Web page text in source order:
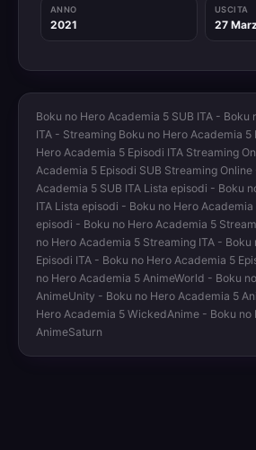
ANNO
2021
USCITA
27
Boku no Hero Academia 5 SUB ITA - Boku
ITA - Streaming Boku no Hero Academia 5
Hero Academia 5 Episodi ITA Streaming
Academia 5 Episodi SUB Streaming
Academia 5 SUB ITA Lista episodi - Boku
ITA Lista episodi - Boku no Hero
episodi - Boku no Hero Academia 5
no Hero Academia 5 Streaming ITA -
Episodi ITA - Boku no Hero Academia 5
no Hero Academia 5 AnimeWorld - Boku
AnimeUnity - Boku no Hero Academia 5
Hero Academia 5 WickedAnime - Boku no
AnimeSaturn